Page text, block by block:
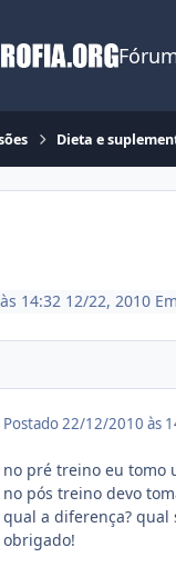
Dieta e
14:32 12/22, 2010
Postado22/12/2010 às
no pré treino eu tomo
no pós treino devo
qual a diferença? qual
obrigado!